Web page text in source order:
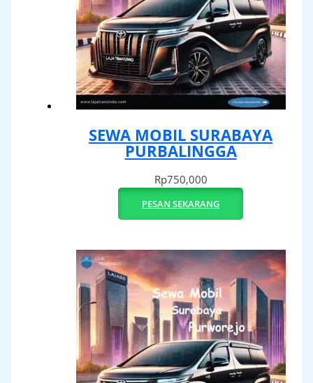
SEWA MOBIL SURABAYA
PURBALINGGA
Rp750,000
PESAN SEKARANG